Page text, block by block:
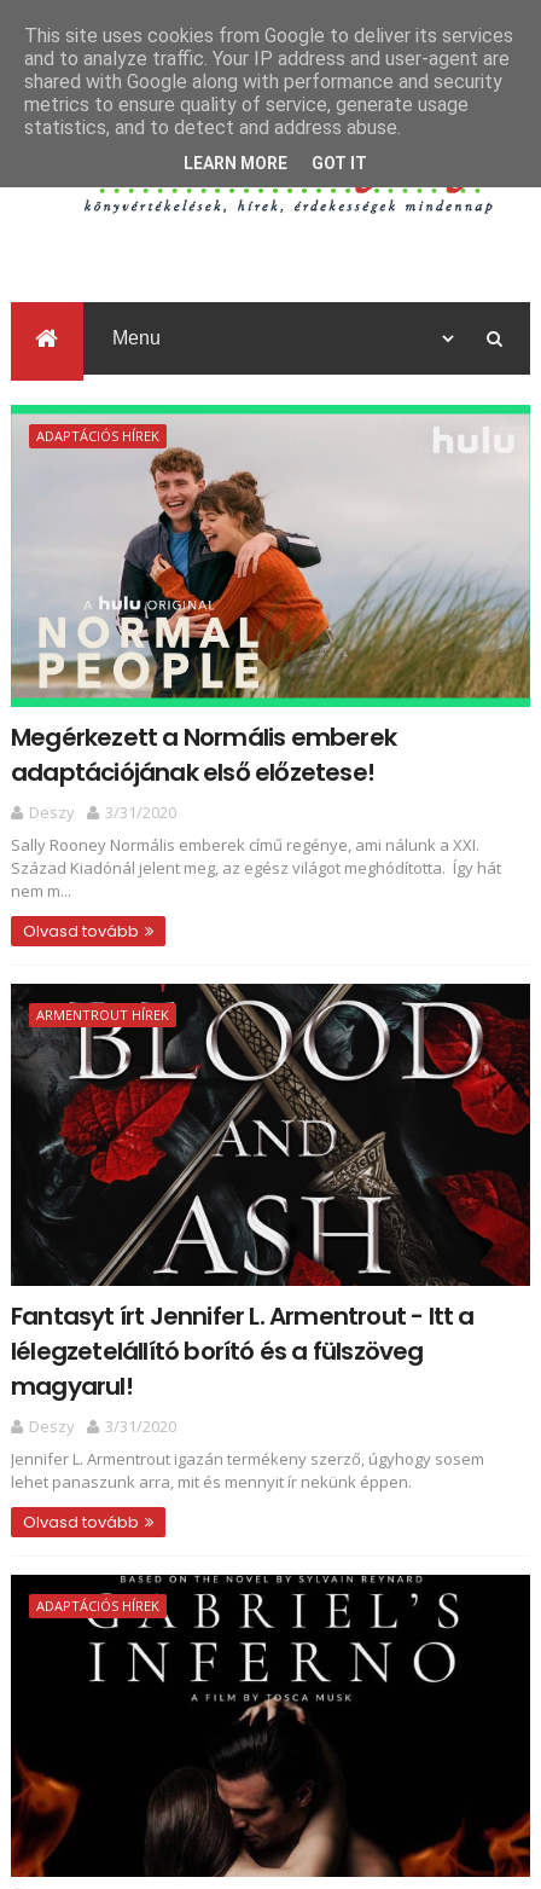
ADAPTÁCIÓS HÍREK
Megérkezett a Normális emberek
adaptációjának első előzetese!
Deszy
3/31/2020
Sally Rooney Normális emberek című regénye, ami nálunk a XXI.
Század Kiadónál jelent meg, az egész világot meghódította. Így hát
nem m...
Olvasd tovább
ARMENTROUT HÍREK
Fantasyt írt Jennifer L. Armentrout - Itt a
lélegzetelállító borító és a fülszöveg
magyarul!
Deszy
3/31/2020
Jennifer L. Armentrout igazán termékeny szerző, úgyhogy sosem
lehet panaszunk arra, mit és mennyit ír nekünk éppen.
Olvasd tovább
ADAPTÁCIÓS HÍREK
This site uses cookies from Google to deliver its services
and to analyze traffic. Your IP address and user-agent are
shared with Google along with performance and security
metrics to ensure quality of service, generate usage
statistics, and to detect and address abuse.
LEARN MORE GOT IT